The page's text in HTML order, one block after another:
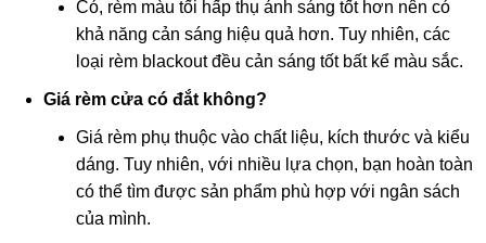
Có, rèm màu tối hấp thụ ánh sáng tốt hơn nên có
khả năng cản sáng hiệu quả hơn. Tuy nhiên, các
loại rèm blackout đều cản sáng tốt bất kể màu sắc.
Giá rèm cửa có đắt không?
Giá rèm phụ thuộc vào chất liệu, kích thước và kiểu
dáng. Tuy nhiên, với nhiều lựa chọn, bạn hoàn toàn
có thể tìm được sản phẩm phù hợp với ngân sách
của mình.